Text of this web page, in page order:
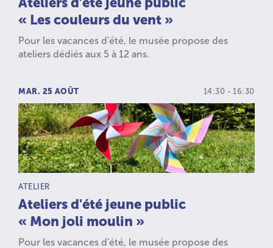
« Les couleurs du vent »
Pour les vacances d'été, le musée propose des
ateliers dédiés aux 5 à 12 ans.
MAR. 25 AOÛT 14:30 - 16:30
TYPE D’ACTIVITÉ :
ATELIER
Ateliers d'été jeune public
« Mon joli moulin »
Pour les vacances d'été, le musée propose des